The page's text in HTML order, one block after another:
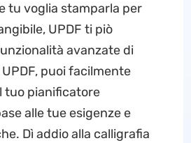
tu voglia stamparla per
UPDF ti piò
avanzate di
puoi facilmente
tuo pianificatore
alle tue esigenze e
Dì addio alla calligrafia